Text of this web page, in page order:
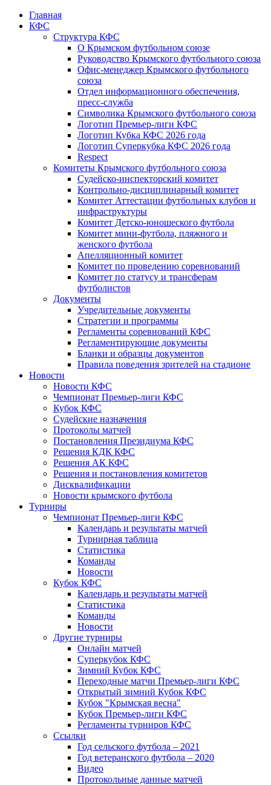
Главная
КФС
Структура КФС
О Крымском футбольном союзе
Руководство Крымского футбольного союза
Офис-менеджер Крымского футбольного
союза
Отдел информационного обеспечения,
пресс-служба
Символика Крымского футбольного союза
Логотип Премьер-лиги КФС
Логотип Кубка КФС 2026 года
Логотип Суперкубка КФС 2026 года
Respect
Комитеты Крымского футбольного союза
Судейско-инспекторский комитет
Контрольно-дисциплинарный комитет
Комитет Аттестации футбольных клубов и
инфраструктуры
Комитет Детско-юношеского футбола
Комитет мини-футбола, пляжного и
женского футбола
Апелляционный комитет
Комитет по проведению соревнований
Комитет по статусу и трансферам
футболистов
Документы
Учредительные документы
Стратегии и программы
Регламенты соревнований КФС
Регламентирующие документы
Бланки и образцы документов
Правила поведения зрителей на стадионе
Новости
Новости КФС
Чемпионат Премьер-лиги КФС
Кубок КФС
Судейские назначения
Протоколы матчей
Постановления Президиума КФС
Решения КДК КФС
Решения АК КФС
Решения и постановления комитетов
Дисквалификации
Новости крымского футбола
Турниры
Чемпионат Премьер-лиги КФС
Календарь и результаты матчей
Турнирная таблица
Статистика
Команды
Новости
Кубок КФС
Календарь и результаты матчей
Статистика
Команды
Новости
Другие турниры
Онлайн матчей
Суперкубок КФС
Зимний Кубок КФС
Переходные матчи Премьер-лиги КФС
Открытый зимний Кубок КФС
Кубок "Крымская весна"
Кубок Премьер-лиги КФС
Регламенты турниров КФС
Ссылки
Год сельского футбола – 2021
Год ветеранского футбола – 2020
Видео
Протокольные данные матчей